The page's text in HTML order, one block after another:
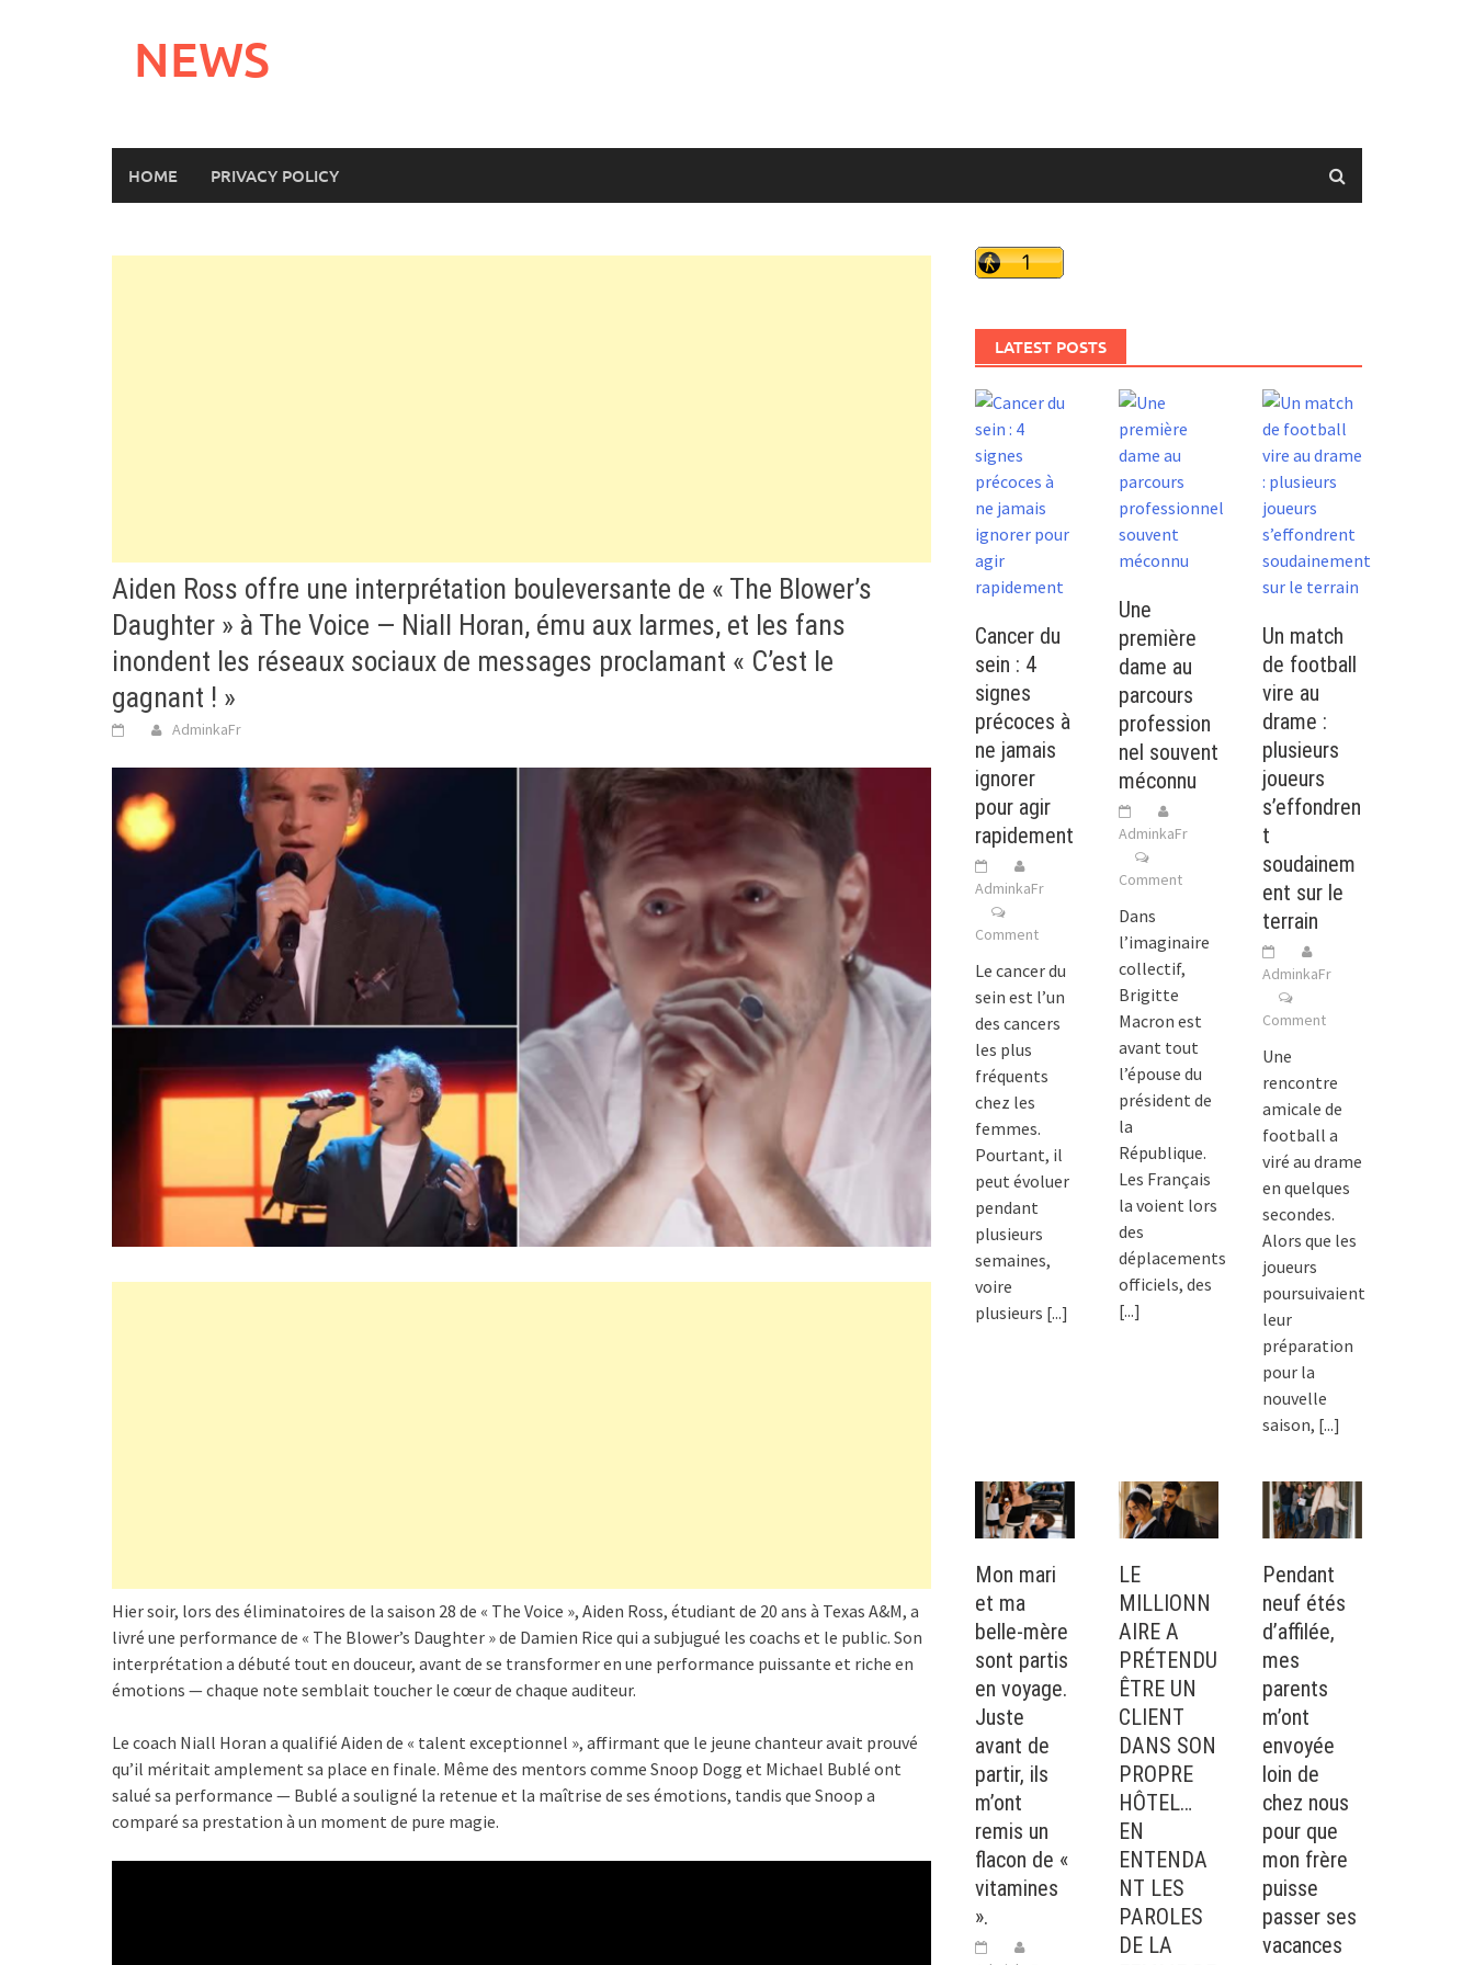
NEWS
HOME PRIVACY POLICY
Aiden Ross offre une interprétation bouleversante de « The Blower’s
Daughter » à The Voice — Niall Horan, ému aux larmes, et les fans
inondent les réseaux sociaux de messages proclamant « C’est le
gagnant ! »
AdminkaFr
Hier soir, lors des éliminatoires de la saison 28 de « The Voice », Aiden Ross, étudiant de 20 ans à Texas A&M, a
livré une performance de « The Blower’s Daughter » de Damien Rice qui a subjugué les coachs et le public. Son
interprétation a débuté tout en douceur, avant de se transformer en une performance puissante et riche en
émotions — chaque note semblait toucher le cœur de chaque auditeur.
Le coach Niall Horan a qualifié Aiden de « talent exceptionnel », affirmant que le jeune chanteur avait prouvé
qu’il méritait amplement sa place en finale. Même des mentors comme Snoop Dogg et Michael Bublé ont
salué sa performance — Bublé a souligné la retenue et la maîtrise de ses émotions, tandis que Snoop a
comparé sa prestation à un moment de pure magie.
LATEST POSTS
Cancer du
sein : 4
signes
précoces à
ne jamais
ignorer
pour agir
rapidement
AdminkaFr
Comment
Le cancer du
sein est l’un
des cancers
les plus
fréquents
chez les
femmes.
Pourtant, il
peut évoluer
pendant
plusieurs
semaines,
voire
plusieurs [...]
Une
première
dame au
parcours
profession
nel souvent
méconnu
AdminkaFr
Comment
Dans
l’imaginaire
collectif,
Brigitte
Macron est
avant tout
l’épouse du
président de
la
République.
Les Français
la voient lors
des
déplacements
officiels, des
[...]
Un match
de football
vire au
drame :
plusieurs
joueurs
s’effondren
t
soudainem
ent sur le
terrain
AdminkaFr
Comment
Une
rencontre
amicale de
football a
viré au drame
en quelques
secondes.
Alors que les
joueurs
poursuivaient
leur
préparation
pour la
nouvelle
saison, [...]
Mon mari
et ma
belle-mère
sont partis
en voyage.
Juste
avant de
partir, ils
m’ont
remis un
flacon de «
vitamines
».
LE
MILLIONN
AIRE A
PRÉTENDU
ÊTRE UN
CLIENT
DANS SON
PROPRE
HÔTEL…
EN
ENTENDA
NT LES
PAROLES
DE LA
Pendant
neuf étés
d’affilée,
mes
parents
m’ont
envoyée
loin de
chez nous
pour que
mon frère
puisse
passer ses
vacances